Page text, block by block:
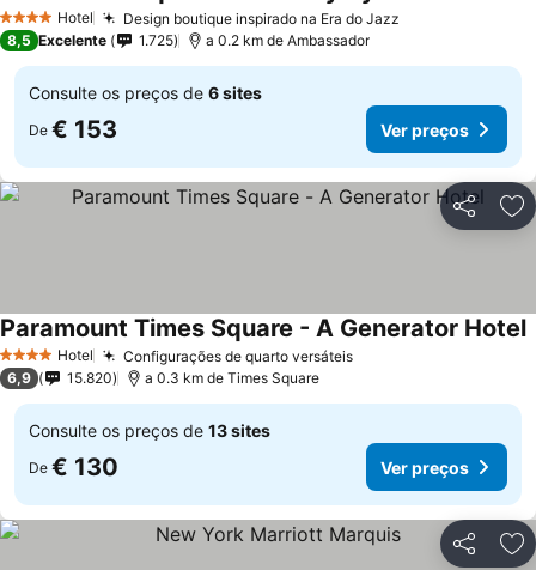
4 EstrelasHotel Design boutique inspirado na Era do Jazz
8,5 Excelente 1.725 a 0.2 km de Ambassador
Consulte os preços de 6 sites
De € 153 Ver preços
Partilhar
4 EstrelasHotel Configurações de quarto versáteis
Paramount Times Square - A Generator Hotel
6,9 15.820 a 0.3 km de Times Square
Consulte os preços de 13 sites
De € 130 Ver preços
Partilhar